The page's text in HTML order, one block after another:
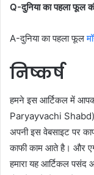
Q-दुनिया का पहला फूल
A-दुनिया का पहला फूल
निष्कर्ष
हमने इस आर्टिकल में
Paryayvachi Shabd) के
अपनी इस वेबसाइट पर
काफी काम आते है। और
हमारा यह आर्टिकल पसंद